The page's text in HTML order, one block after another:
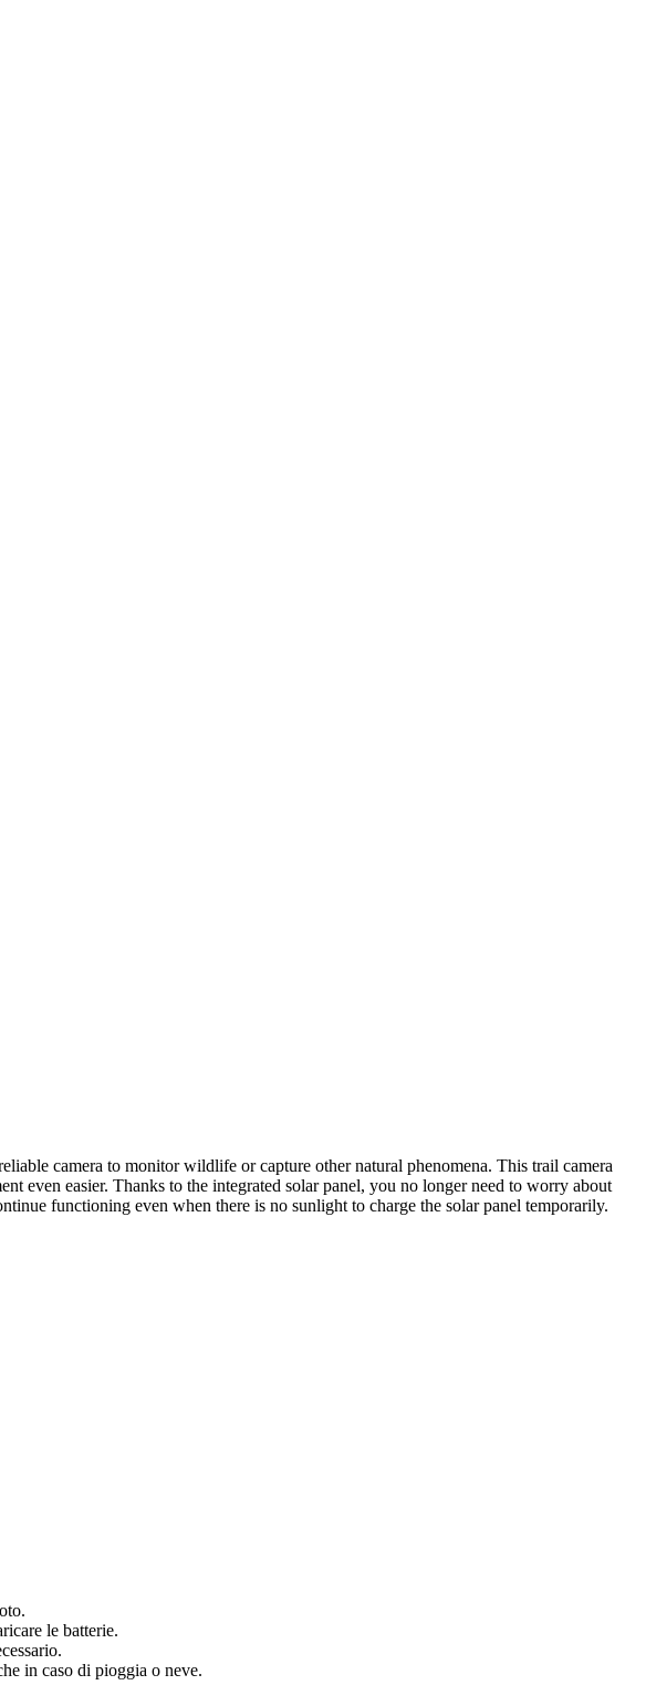
camera to monitor wildlife or capture other natural phenomena. This trail camera
even easier. Thanks to the integrated solar panel, you no longer need to worry about
functioning even when there is no sunlight to charge the solar panel temporarily.
le batterie.
in caso di pioggia o neve.